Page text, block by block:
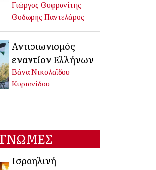
Γιώργος Θυφρονίτης -
Θοδωρής Παντελάρος
Αντισιωνισμός
εναντίον Ελλήνων
Βάνα Νικολαΐδου-
Κυριανίδου
ΓΝΩΜΕΣ
Ισραηλινή